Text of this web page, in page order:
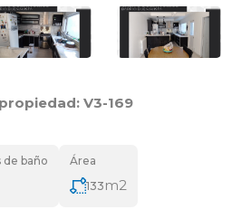
V3-169
de baño
Área
133 m2